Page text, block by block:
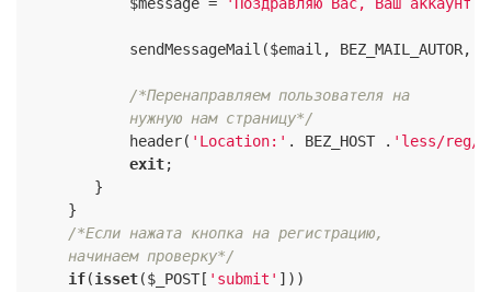
sendMessageMail($email, BEZ_MAIL_AUTOR,
/*Перенаправляем пользователя на
            нужную нам страницу*/
            header(
'Location:' . BEZ_HOST . 'less/reg/
exit;
        }
     }
/*Если нажата кнопка на регистрацию,
     начинаем проверку*/
if(isset($_POST[ 'submit' ]))